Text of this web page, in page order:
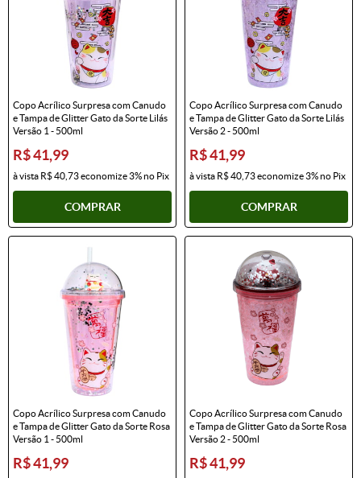
Copo Acrílico Surpresa com Canudo
e Tampa de Glitter Gato da Sorte Lilás
Versão 1 - 500ml
R$ 41,99
à vista R$ 40,73economize3%no Pix
COMPRAR
Copo Acrílico Surpresa com Canudo
e Tampa de Glitter Gato da Sorte Lilás
Versão 2 - 500ml
R$ 41,99
à vista R$ 40,73economize3%no Pix
COMPRAR
Copo Acrílico Surpresa com Canudo
e Tampa de Glitter Gato da Sorte Rosa
Versão 1 - 500ml
R$ 41,99
Copo Acrílico Surpresa com Canudo
e Tampa de Glitter Gato da Sorte Rosa
Versão 2 - 500ml
R$ 41,99